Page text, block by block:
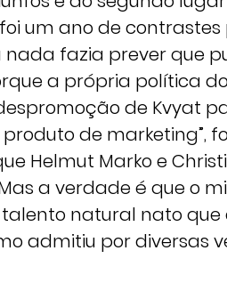
um ano de contrastes
fazia prever que
a própria política
de Kvyat
produto de marketing”,
Helmut Marko e
a verdade é que o
natural nato que
admitiu por diversas